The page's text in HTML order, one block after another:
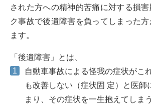
された方への精神的苦痛に対する損
ク事故で後遺障害を負ってしまった方
ます。
「後遺障害」とは、
自動車事故による怪我の症状がこ
も改善しない（症状固 定）と医師
まり、その症状を一生抱えてしま